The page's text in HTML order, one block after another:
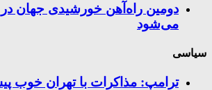
دومین راه‌آهن خورشیدی جهان در
می‌شود
سیاسی
ترامپ: مذاکرات با تهران خوب